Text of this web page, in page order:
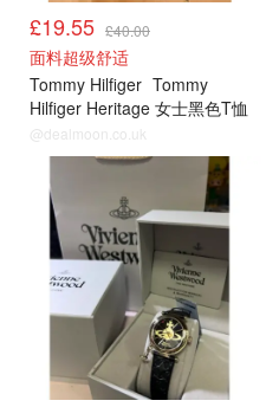
£19.55 £40.00
面料超级舒适
Tommy Hilfiger Tommy
Hilfiger Heritage 女士黑色T恤
@dealmoon.co.uk